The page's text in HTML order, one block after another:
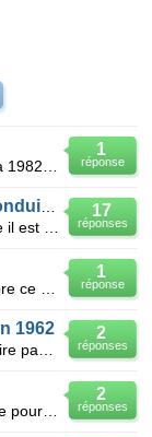
1
réponse
17
réponses
1
réponse
2
réponses
1962
2
réponses